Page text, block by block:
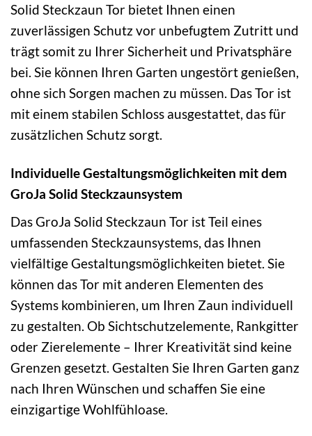
Solid Steckzaun Tor bietet Ihnen einen
zuverlässigen Schutz vor unbefugtem Zutritt und
trägt somit zu Ihrer Sicherheit und Privatsphäre
bei. Sie können Ihren Garten ungestört genießen,
ohne sich Sorgen machen zu müssen. Das Tor ist
mit einem stabilen Schloss ausgestattet, das für
zusätzlichen Schutz sorgt.
Individuelle Gestaltungsmöglichkeiten mit dem
GroJa Solid Steckzaunsystem
Das GroJa Solid Steckzaun Tor ist Teil eines
umfassenden Steckzaunsystems, das Ihnen
vielfältige Gestaltungsmöglichkeiten bietet. Sie
können das Tor mit anderen Elementen des
Systems kombinieren, um Ihren Zaun individuell
zu gestalten. Ob Sichtschutzelemente, Rankgitter
oder Zierelemente – Ihrer Kreativität sind keine
Grenzen gesetzt. Gestalten Sie Ihren Garten ganz
nach Ihren Wünschen und schaffen Sie eine
einzigartige Wohlfühloase.